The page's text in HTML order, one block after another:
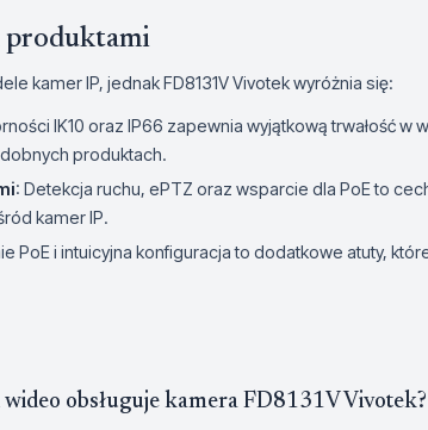
produktami
kamer IP, jednak FD8131V Vivotek wyróżnia się:
IK10 oraz IP66 zapewnia wyjątkową trwałość w
produktach.
: Detekcja ruchu, ePTZ oraz wsparcie dla PoE to
kamer IP.
PoE i intuicyjna konfiguracja to dodatkowe atuty,
obsługuje kamera FD8131V Vivotek?